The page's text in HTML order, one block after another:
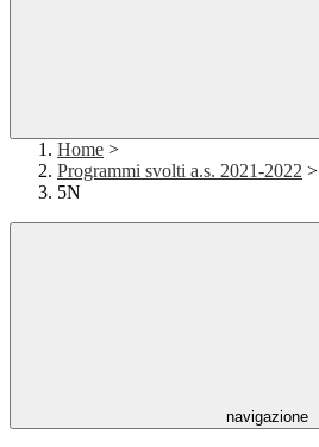
Home >
Programmi svolti a.s. 2021-2022 >
5N
navigazione